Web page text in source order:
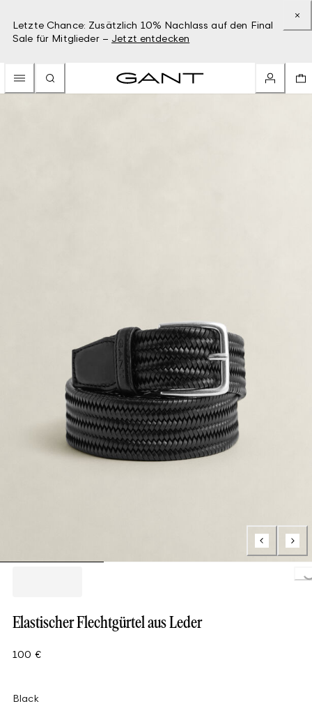
Letzte Chance: Zusätzlich 10% Nachlass auf den Final
Sale für Mitglieder – Jetzt entdecken
Elastischer Flechtgürtel aus Leder
100 €
Black